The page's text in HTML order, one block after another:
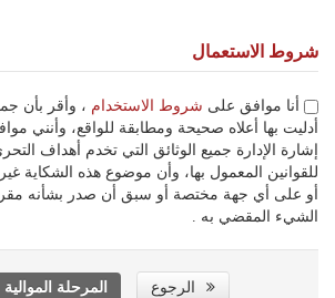
شروط الاستعمال
شروط الاستخدام ، وأقر بأن
أدليت بها أعلاه صحيحة
إشارة الإدارة جميع الوثائق التي تخدم أهداف
للقوانين المعمول بها، وأن موضوع هذه الشكاية
أو على أي جهة مختصة أو سبق أن صدر بشأنه
الشيء المقضي به .
الرجوع المرحلة الموالية